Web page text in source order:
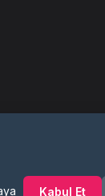
Kabul Et